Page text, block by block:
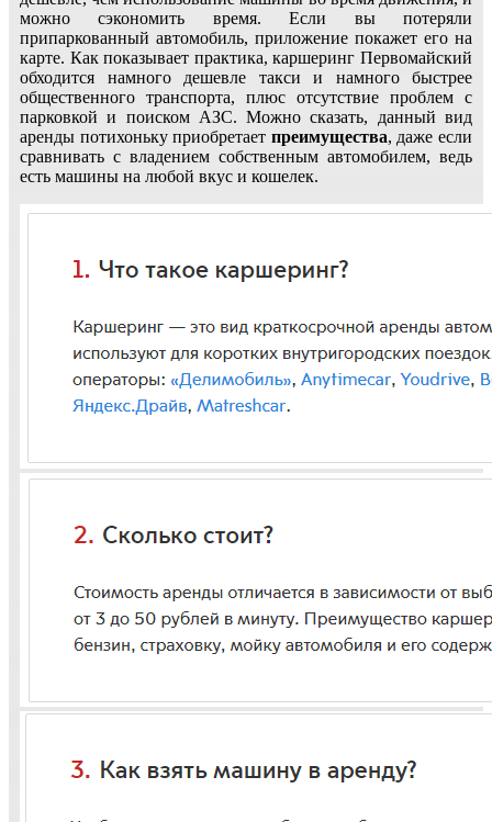
можно сэкономить время. Если вы потеряли
припаркованный автомобиль, приложение покажет его на
карте. Как показывает практика, каршеринг Первомайский
обходится намного дешевле такси и намного быстрее
общественного транспорта, плюс отсутствие проблем с
парковкой и поиском АЗС. Можно сказать, данный вид
аренды потихоньку приобретает преимущества, даже если
сравнивать с владением собственным автомобилем, ведь
есть машины на любой вкус и кошелек.